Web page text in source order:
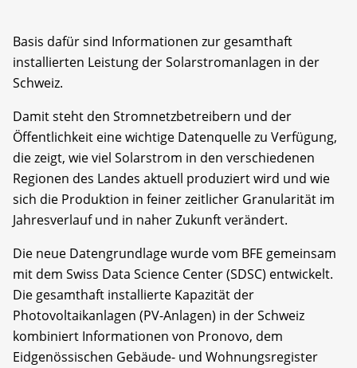
Basis dafür sind Informationen zur gesamthaft
installierten Leistung der Solarstromanlagen in der
Schweiz.
Damit steht den Stromnetzbetreibern und der
Öffentlichkeit eine wichtige Datenquelle zu Verfügung,
die zeigt, wie viel Solarstrom in den verschiedenen
Regionen des Landes aktuell produziert wird und wie
sich die Produktion in feiner zeitlicher Granularität im
Jahresverlauf und in naher Zukunft verändert.
Die neue Datengrundlage wurde vom BFE gemeinsam
mit dem Swiss Data Science Center (SDSC) entwickelt.
Die gesamthaft installierte Kapazität der
Photovoltaikanlagen (PV-Anlagen) in der Schweiz
kombiniert Informationen von Pronovo, dem
Eidgenössischen Gebäude- und Wohnungsregister